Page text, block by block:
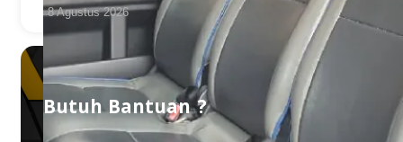
8 Agustus 2026
Butuh Bantuan ?